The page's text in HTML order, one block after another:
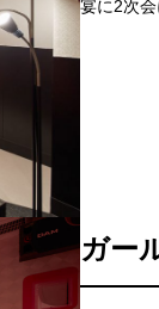
宴に2次
ガー